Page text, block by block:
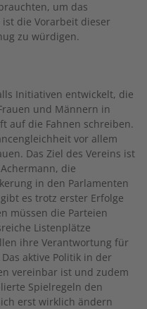
um das
die Vorarbeit dieser
zu würdigen.
Initiativen entwickelt, die
und Männern in
auf die Fahnen schreiben.
vor allem
Das Ziel des Vereins ist
die
in den Parlamenten
es trotz erster Erfolge
müssen die Parteien
Listenplätze
ihre Verantwortung für
aktive Politik in der
vereinbar ist und zudem
Spielregeln den
erst wirklich ändern